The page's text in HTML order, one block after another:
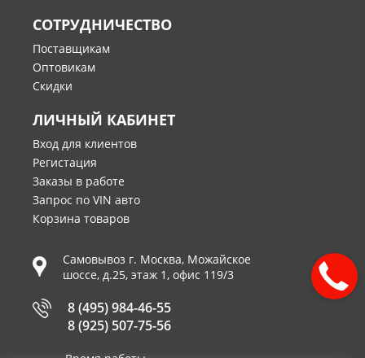
СОТРУДНИЧЕСТВО
Поставщикам
Оптовикам
Скидки
ЛИЧНЫЙ КАБИНЕТ
Вход для клиентов
Регистация
Заказы в работе
Запрос по VIN авто
Корзина товаров
Самовывоз г. Москва, Можайское
шоссе, д.25, этаж 1, офис 119/3
8 (495) 984-46-55
8 (925) 507-75-56